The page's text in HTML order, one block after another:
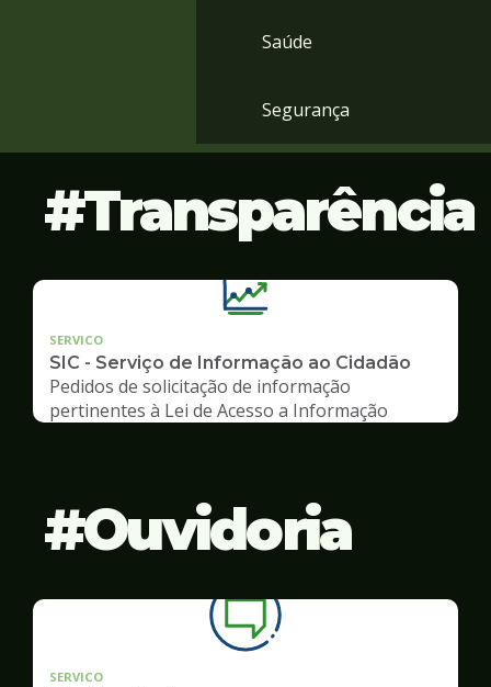
Saúde
Segurança
Transparência
SERVICO
SIC - Serviço de Informação ao Cidadão
Pedidos de solicitação de informação
pertinentes à Lei de Acesso a Informação
Ouvidoria
SERVICO